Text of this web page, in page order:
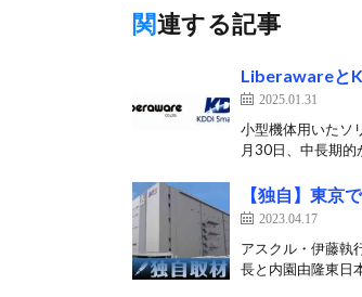
関連する記事
Liberawareと
2025.01.31
小型機体用いたソ
月30日、中長期
【独自】東京
2023.04.17
アスクル・伊藤執
長と内園由隆東日